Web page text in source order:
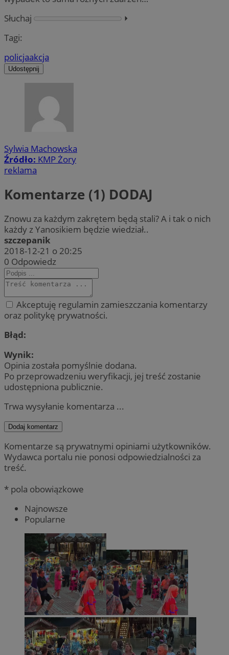
Słuchaj
⏵︎
Tagi:
policjaakcja
Udostępnij
Sylwia Machowska
Źródło: KMP Żory
reklama
Komentarze (1) DODAJ
Znowu za każdym zakrętem będą stali? A i tak o nich
każdy z Yanosikiem będzie wiedział..
szczepanik
2018-12-21 o 20:25
0 Odpowiedz
Akceptuję regulamin zamieszczania komentarzy
oraz politykę prywatności.
Błąd:
Wynik:
Opinia została pomyślnie dodana.
Po przeprowadzeniu weryfikacji, jej treść zostanie
udostępniona publicznie.
Trwa wysyłanie komentarza ...
Dodaj komentarz
Komentarze są prywatnymi opiniami użytkowników.
Wydawca portalu nie ponosi odpowiedzialności za
treść.
* pola obowiązkowe
Najnowsze
Popularne